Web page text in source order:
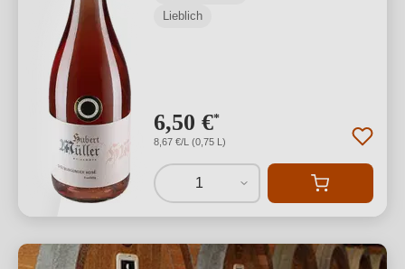
Lieblich
6,50 €*
8,67 €/L (0,75 L)
1